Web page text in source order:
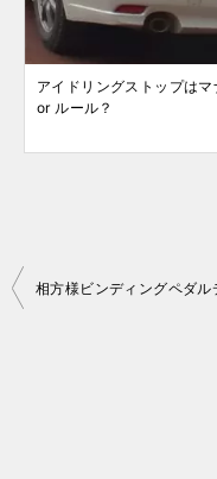
アイドリングストップはマ
or ルール？
投